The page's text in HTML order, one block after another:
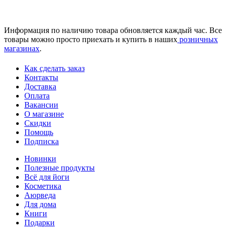
Информация по наличию товара обновляется каждый час. Все
товары можно просто приехать и купить в наших розничных
магазинах.
Как сделать заказ
Контакты
Доставка
Оплата
Вакансии
О магазине
Скидки
Помощь
Подписка
Новинки
Полезные продукты
Всё для йоги
Косметика
Аюрведа
Для дома
Книги
Подарки